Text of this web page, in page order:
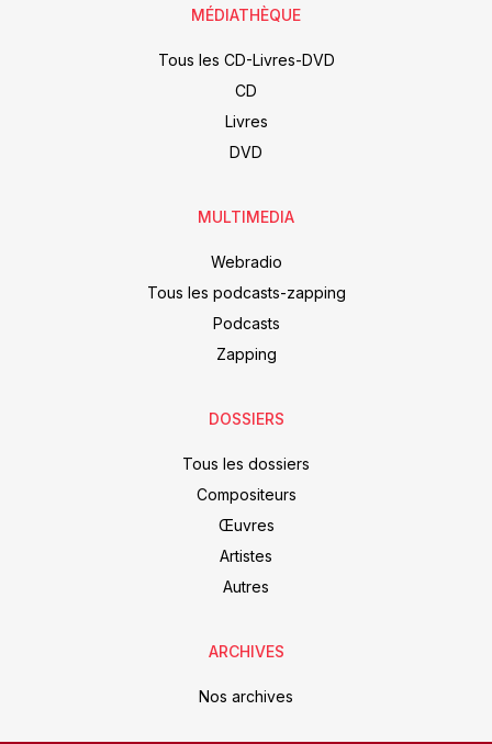
MÉDIATHÈQUE
Tous les CD-Livres-DVD
CD
Livres
DVD
MULTIMEDIA
Webradio
Tous les podcasts-zapping
Podcasts
Zapping
DOSSIERS
Tous les dossiers
Compositeurs
Œuvres
Artistes
Autres
ARCHIVES
Nos archives